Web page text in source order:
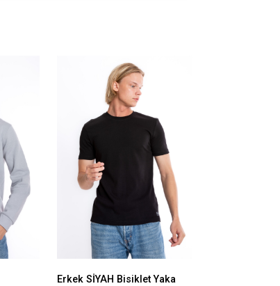
Erkek SİYAH Bisiklet Yaka